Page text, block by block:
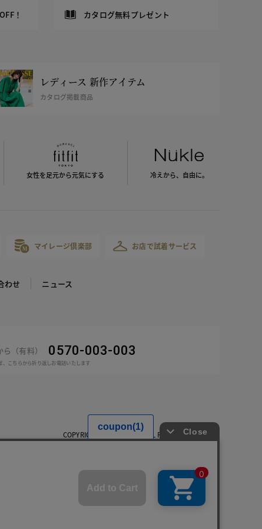
！ カタログ無料プレゼント
レディース 新作アイテム
カタログ掲載商品
女性を足元から元気にする 冷えから、 自由に。
マイレージ倶楽部 お店で試着サービス
わせ ニュース
（有料） 0570-003-003
、こちらから折り返しお電話いたします
COPYRIGHT © DoCLASSE ALL RIGHTS RESERVED.